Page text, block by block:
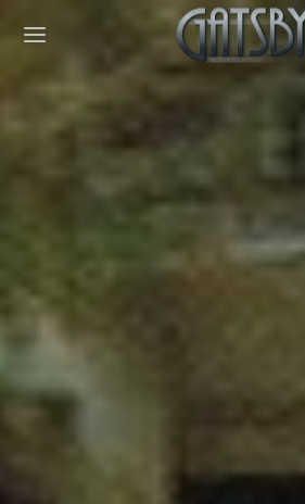
Cookies management panel